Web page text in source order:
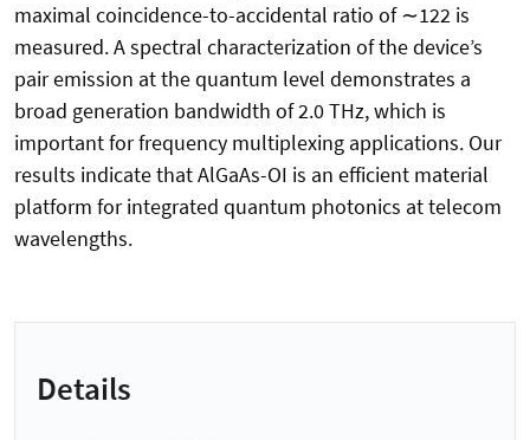
maximal coincidence-to-accidental ratio of ∼122 is
measured. A spectral characterization of the device’s
pair emission at the quantum level demonstrates a
broad generation bandwidth of 2.0 THz, which is
important for frequency multiplexing applications. Our
results indicate that AlGaAs-OI is an efficient material
platform for integrated quantum photonics at telecom
wavelengths.
Details